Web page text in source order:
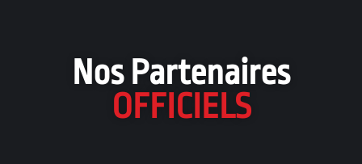
Nos Partenaires
OFFICIELS